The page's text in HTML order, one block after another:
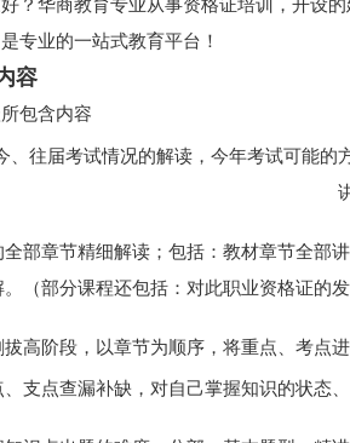
？华商教育专业从事资格证培训，开设
专业的一站式教育平台！
容
包含内容
、往届考试情况的解读，今年考试可能
全部章节精细解读；包括：教材章节全部
。（部分课程还包括：对此职业资格证的
高阶段，以章节为顺序，将重点、考点
支点查漏补缺，对自己掌握知识的状态